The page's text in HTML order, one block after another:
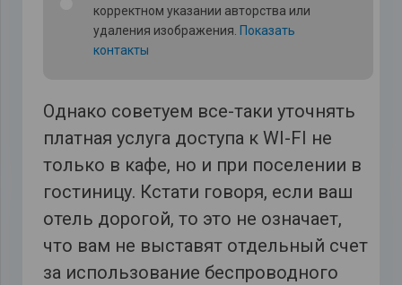
корректном указании авторства или
удаления изображения. Показать
контакты
Однако советуем все-таки уточнять
платная услуга доступа к WI-FI не
только в кафе, но и при поселении в
гостиницу. Кстати говоря, если ваш
отель дорогой, то это не означает,
что вам не выставят отдельный счет
за использование беспроводного